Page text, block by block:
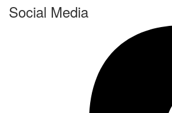
Social Media